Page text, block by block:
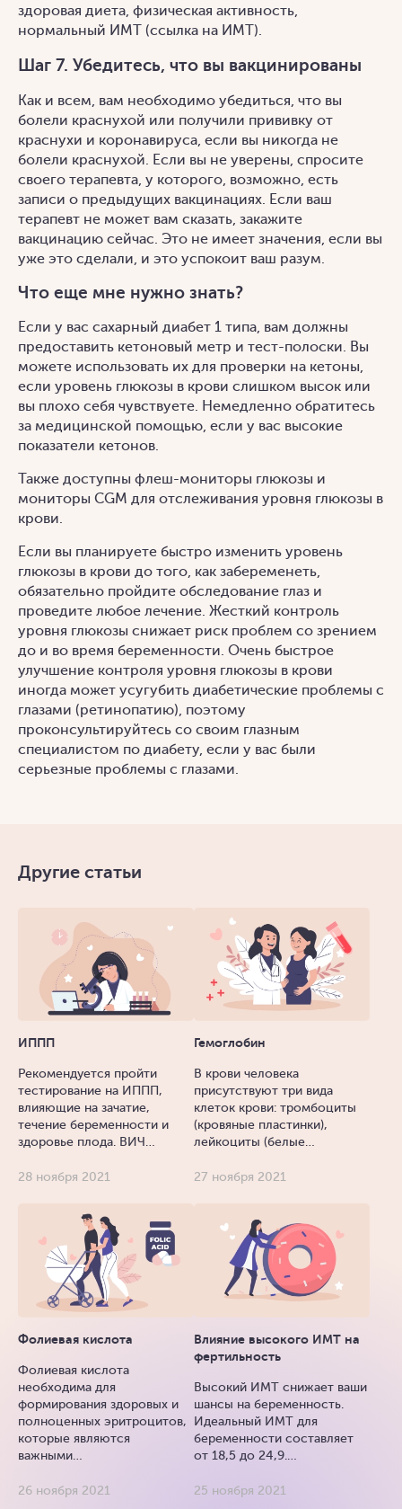
здоровая диета, физическая активность,
нормальный ИМТ (ссылка на ИМТ).
Шаг 7. Убедитесь, что вы вакцинированы
Как и всем, вам необходимо убедиться, что вы
болели краснухой или получили прививку от
краснухи и коронавируса, если вы никогда не
болели краснухой. Если вы не уверены, спросите
своего терапевта, у которого, возможно, есть
записи о предыдущих вакцинациях. Если ваш
терапевт не может вам сказать, закажите
вакцинацию сейчас. Это не имеет значения, если вы
уже это сделали, и это успокоит ваш разум.
Что еще мне нужно знать?
Если у вас сахарный диабет 1 типа, вам должны
предоставить кетоновый метр и тест-полоски. Вы
можете использовать их для проверки на кетоны,
если уровень глюкозы в крови слишком высок или
вы плохо себя чувствуете. Немедленно обратитесь
за медицинской помощью, если у вас высокие
показатели кетонов.
Также доступны флеш-мониторы глюкозы и
мониторы CGM для отслеживания уровня глюкозы в
крови.
Если вы планируете быстро изменить уровень
глюкозы в крови до того, как забеременеть,
обязательно пройдите обследование глаз и
проведите любое лечение. Жесткий контроль
уровня глюкозы снижает риск проблем со зрением
до и во время беременности. Очень быстрое
улучшение контроля уровня глюкозы в крови
иногда может усугубить диабетические проблемы с
глазами (ретинопатию), поэтому
проконсультируйтесь со своим глазным
специалистом по диабету, если у вас были
серьезные проблемы с глазами.
Другие статьи
ИППП
Рекомендуется пройти
тестирование на ИППП,
влияющие на зачатие,
течение беременности и
здоровье плода. ВИЧ…
28 ноября 2021
Гемоглобин
В крови человека
присутствуют три вида
клеток крови: тромбоциты
(кровяные пластинки),
лейкоциты (белые…
27 ноября 2021
Фолиевая кислота
Фолиевая кислота
необходима для
формирования здоровых и
полноценных эритроцитов,
которые являются
важными…
26 ноября 2021
Влияние высокого ИМТ на
фертильность
Высокий ИМТ снижает ваши
шансы на беременность.
Идеальный ИМТ для
беременности составляет
от 18,5 до 24,9.…
25 ноября 2021